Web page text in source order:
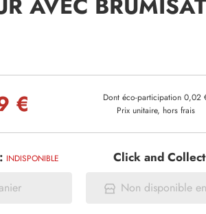
€
Dont éco-participation 0,02
Prix unitaire, hors frais
INDISPONIBLE Click and
Non disponible